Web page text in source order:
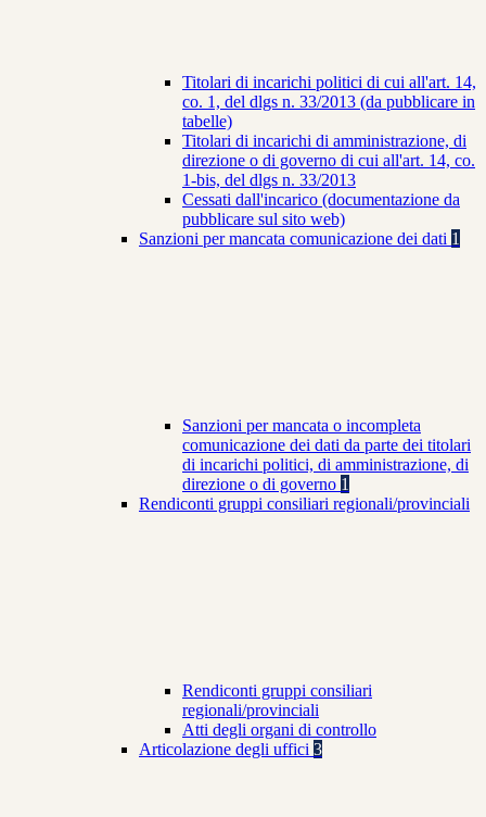
Titolari di incarichi politici di cui all'art. 14,
co. 1, del dlgs n. 33/2013 (da pubblicare in
tabelle)
Titolari di incarichi di amministrazione, di
direzione o di governo di cui all'art. 14, co.
1-bis, del dlgs n. 33/2013
Cessati dall'incarico (documentazione da
pubblicare sul sito web)
Sanzioni per mancata comunicazione dei dati 1
Sanzioni per mancata o incompleta
comunicazione dei dati da parte dei titolari
di incarichi politici, di amministrazione, di
direzione o di governo 1
Rendiconti gruppi consiliari regionali/provinciali
Rendiconti gruppi consiliari
regionali/provinciali
Atti degli organi di controllo
Articolazione degli uffici 3